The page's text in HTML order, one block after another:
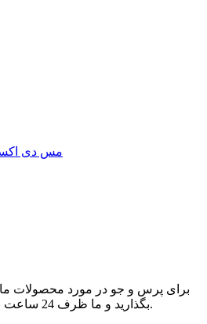
مس دی
برای پرس و جو در مورد محصولات ما،
بگذارید و ما ظرف 24 ساعت با شما تماس خواهیم گرفت.